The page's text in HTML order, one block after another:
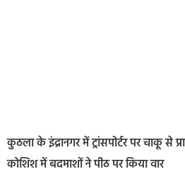
कुठला के इंद्रानगर में ट्रांसपोर्टर पर चाकू
कोशिश में बदमाशों ने पीठ पर किया वार